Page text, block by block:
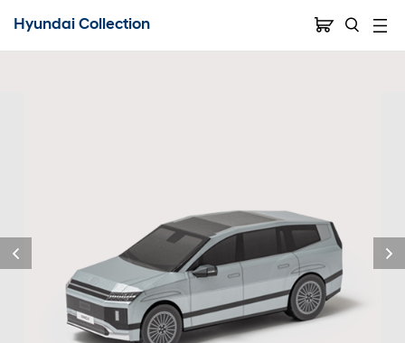
Hyundai Collection